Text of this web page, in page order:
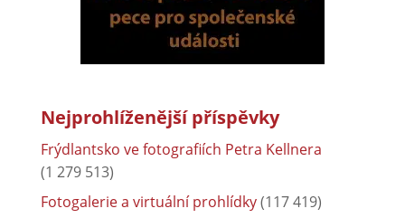
Nejprohlíženější příspěvky
Frýdlantsko ve fotografiích Petra Kellnera
(1 279 513)
Fotogalerie a virtuální prohlídky(117 419)